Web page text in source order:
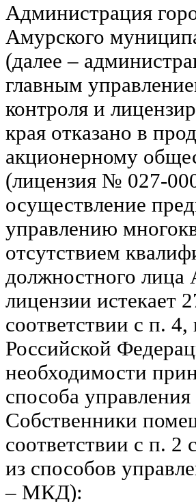
Администрация
Амурского
(далее –
главным
контроля и
края отказано в
акционерному
(лицензия № 027-
осуществление
управлению
отсутствием
должностного
лицензии истекает
соответствии с п.
Российской
необходимости
способа
Собственники
соответствии с п.
из способов
– МКД):